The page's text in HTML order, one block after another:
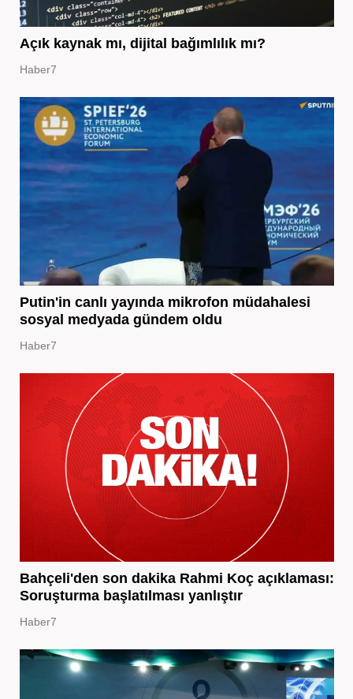
Açık kaynak mı, dijital bağımlılık mı?
Haber7
Putin'in canlı yayında mikrofon müdahalesi
sosyal medyada gündem oldu
Haber7
Bahçeli'den son dakika Rahmi Koç açıklaması:
Soruşturma başlatılması yanlıştır
Haber7